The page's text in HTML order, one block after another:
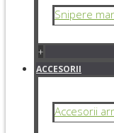
Snipere
+
ACCESORII
Accesorii